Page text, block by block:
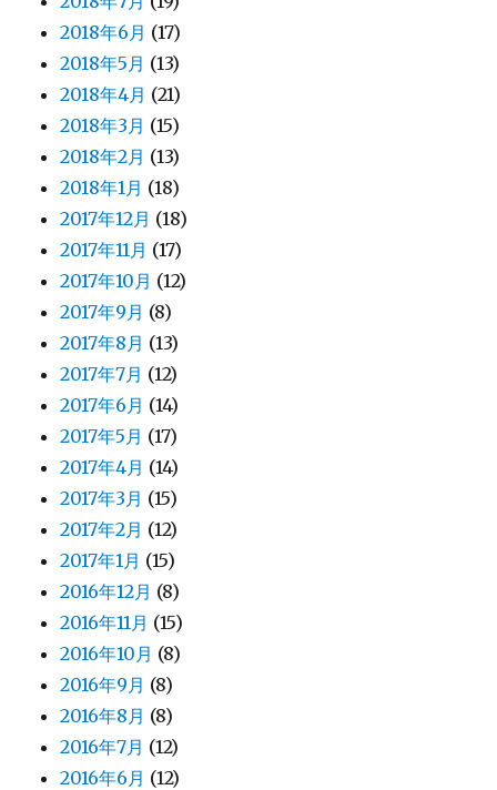
2018年6月 (17)
2018年5月 (13)
2018年4月 (21)
2018年3月 (15)
2018年2月 (13)
2018年1月 (18)
2017年12月 (18)
2017年11月 (17)
2017年10月 (12)
2017年9月 (8)
2017年8月 (13)
2017年7月 (12)
2017年6月 (14)
2017年5月 (17)
2017年4月 (14)
2017年3月 (15)
2017年2月 (12)
2017年1月 (15)
2016年12月 (8)
2016年11月 (15)
2016年10月 (8)
2016年9月 (8)
2016年8月 (8)
2016年7月 (12)
2016年6月 (12)